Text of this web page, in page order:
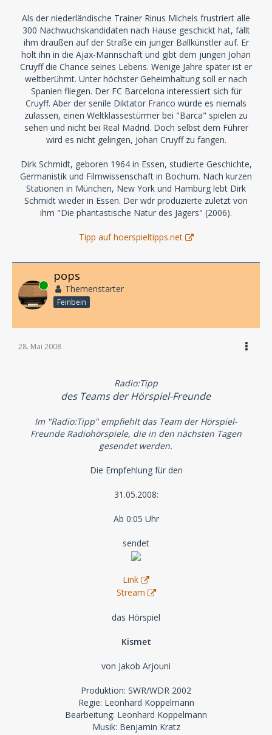
Als der niederländische Trainer Rinus Michels frustriert alle
300 Nachwuchskandidaten nach Hause geschickt hat, fällt
ihm draußen auf der Straße ein junger Ballkünstler auf. Er
holt ihn in die Ajax-Mannschaft und gibt dem jungen Johan
Cruyff die Chance seines Lebens. Wenige Jahre später ist er
weltberühmt. Unter höchster Geheimhaltung soll er nach
Spanien fliegen. Der FC Barcelona interessiert sich für
Cruyff. Aber der senile Diktator Franco würde es niemals
zulassen, einen Weltklassestürmer bei "Barca" spielen zu
sehen und nicht bei Real Madrid. Doch selbst dem Führer
wird es nicht gelingen, Johan Cruyff zu fangen.
Dirk Schmidt, geboren 1964 in Essen, studierte Geschichte,
Germanistik und Filmwissenschaft in Bochum. Nach kurzen
Stationen in München, New York und Hamburg lebt Dirk
Schmidt wieder in Essen. Der wdr produzierte zuletzt von
ihm "Die phantastische Natur des Jägers" (2006).
Tipp auf hoerspieltipps.net
Online
pops
Themenstarter
Feinbein
28. Mai 2008
Radio:Tipp
des Teams der Hörspiel-Freunde
Im "Radio:Tipp" empfiehlt das Team der Hörspiel-
Freunde Radiohörspiele, die in den nächsten Tagen
gesendet werden.
Die Empfehlung für den
31.05.2008:
Ab 0:05 Uhr
sendet
Link
Stream
das Hörspiel
Kismet
von Jakob Arjouni
Produktion: SWR/WDR 2002
Regie: Leonhard Koppelmann
Bearbeitung: Leonhard Koppelmann
Musik: Benjamin Kratz